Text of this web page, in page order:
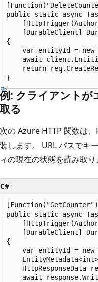
public static async
[DurableClient]
{
var entityId = new
await
return
例: クライアントが
取る
次の Azure HTTP 関数は
装します。 URL パスでキ
ィの現在の状態を読み取り
C#
public static async
[DurableClient]
{
var entityId = new
HttpResponseData
await